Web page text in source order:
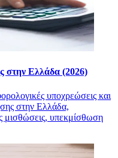
στην Ελλάδα (2026)
υποχρεώσεις και
στην Ελλάδα,
μισθώσεις, υπεκμίσθωση